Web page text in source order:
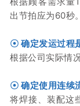
出节拍应为60秒。
☉确定发运过程
根据公司实际情
☉确定使用连续
将焊接、装配这